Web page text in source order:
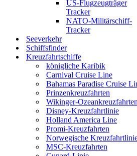
US-Flugzeugträger
Tracker
NATO-Militärschiff-
Tracker
Seeverkehr
Schiffsfinder
Kreuzfahrtschiffe
königliche Karibik
Carnival Cruise Line
Bahamas Paradise Cruise
Prinzenkreuzfahrten
Wikinger-Ozeankreuzfahrten
Disney-Kreuzfahrtlinie
Holland America Line
Promi-Kreuzfahrten
Norwegische
MSC-Kreuzfahrten